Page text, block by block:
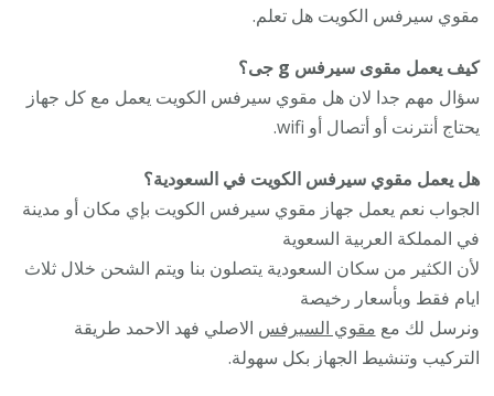
مقوي سيرفس الكويت هل تعلم.
كيف يعمل مقوى سيرفس g جى؟
سؤال مهم جدا لان هل مقوي سيرفس الكويت يعمل مع كل جهاز
يحتاج أنترنت أو أتصال أو wifi.
هل يعمل مقوي سيرفس الكويت في السعودية؟
الجواب نعم يعمل جهاز مقوي سيرفس الكويت بإي مكان أو مدينة
في المملكة العربية السعوية
لأن الكثير من سكان السعودية يتصلون بنا ويتم الشحن خلال ثلاث
ايام فقط وبأسعار رخيصة
ونرسل لك مع مقوي السيرفس الاصلي فهد الاحمد طريقة
التركيب وتنشيط الجهاز بكل سهولة.